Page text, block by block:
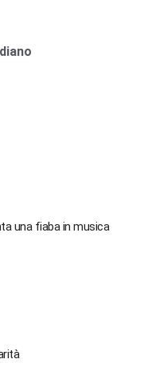
una fiaba in musica